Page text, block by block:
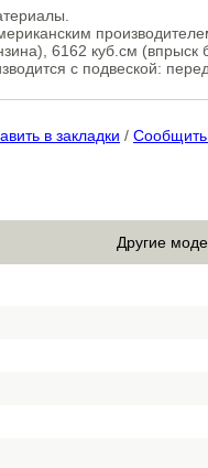
6162 куб.см
с подвеской:
в закладки /
Другие